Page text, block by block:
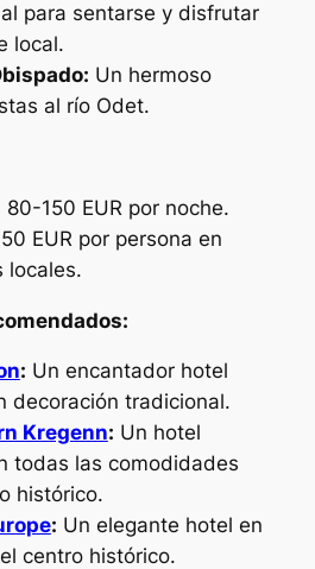
para sentarse y disfrutar
local.
Un hermoso
al río Odet.
150 EUR por noche.
EUR por persona en
locales.
: Un encantador hotel
decoración tradicional.
Kregenn: Un hotel
todas las comodidades
histórico.
: Un elegante hotel en
centro histórico.